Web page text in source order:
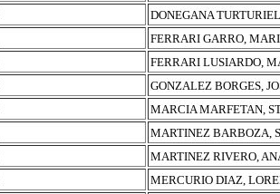
DONEGANA
FERRARI GARRO,
FERRARI LUSIARDO,
GONZALEZ BORGES,
MARCIA MARFETAN,
MARTINEZ BARBOZA,
MARTINEZ RIVERO,
MERCURIO DIAZ,